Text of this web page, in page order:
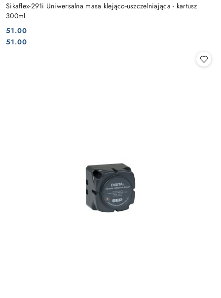
Sikaflex-291i Uniwersalna masa klejąco-uszczelniająca - kartusz
300ml
Cena:
51.00
Cena:
51.00